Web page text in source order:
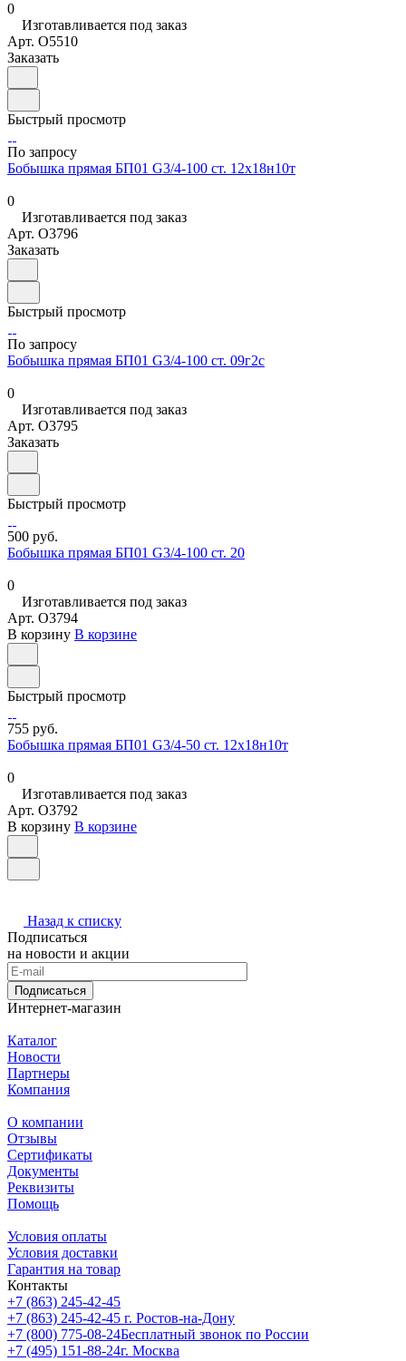
0
Изготавливается под заказ
Арт. O5510
Заказать
Быстрый просмотр
По запросу
Бобышка прямая БП01 G3/4-100 ст. 12х18н10т
0
Изготавливается под заказ
Арт. O3796
Заказать
Быстрый просмотр
По запросу
Бобышка прямая БП01 G3/4-100 ст. 09г2с
0
Изготавливается под заказ
Арт. O3795
Заказать
Быстрый просмотр
500 руб.
Бобышка прямая БП01 G3/4-100 ст. 20
0
Изготавливается под заказ
Арт. O3794
В корзину В корзине
Быстрый просмотр
755 руб.
Бобышка прямая БП01 G3/4-50 ст. 12х18н10т
0
Изготавливается под заказ
Арт. O3792
В корзину В корзине
Назад к списку
Подписаться
на новости и акции
Подписаться
Интернет-магазин
Каталог
Новости
Партнеры
Компания
О компании
Отзывы
Сертификаты
Документы
Реквизиты
Помощь
Условия оплаты
Условия доставки
Гарантия на товар
Контакты
+7 (863) 245-42-45
+7 (863) 245-42-45 г. Ростов-на-Дону
+7 (800) 775-08-24Бесплатный звонок по России
+7 (495) 151-88-24г. Москва